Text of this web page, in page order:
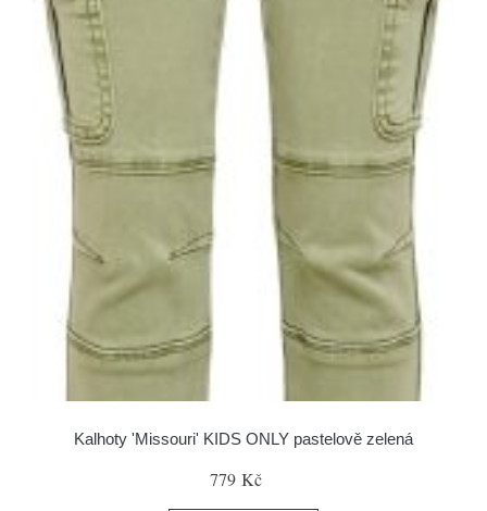
Kalhoty 'Missouri' KIDS ONLY pastelově zelená
779 Kč